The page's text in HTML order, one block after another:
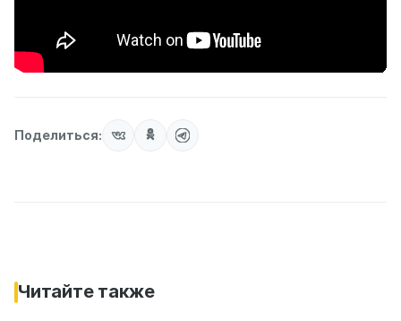
Поделиться:
Читайте также